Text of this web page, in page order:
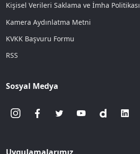
Kişisel Verileri Saklama ve İmha Politikası
Kamera Aydınlatma Metni
KVKK Başvuru Formu
RSS
Sosyal Medya